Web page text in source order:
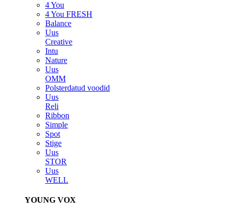
4 You
4 You FRESH
Balance
Uus
Creative
Intu
Nature
Uus
OMM
Polsterdatud voodid
Uus
Reli
Ribbon
Simple
Spot
Stige
Uus
STOR
Uus
WELL
YOUNG VOX